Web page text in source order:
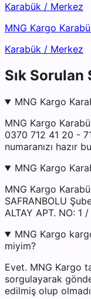
Karabük / Merkez
MNG Kargo
Karabük / Merkez
Sık Sorulan
MNG Kargo
MNG Kargo
0370 712 41 20 -
numaranızı hazır
MNG Kargo
MNG Kargo
SAFRANBOLU
ALTAY APT. NO: 1
MNG Kargo
miyim?
Evet. MNG Kargo
sorgulayarak
edilmiş olup